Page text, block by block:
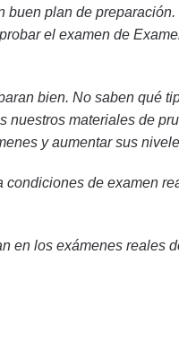
plan de
el examen de
bien. No saben qué
nuestros materiales de
y aumentar sus
de examen
en los exámenes reales